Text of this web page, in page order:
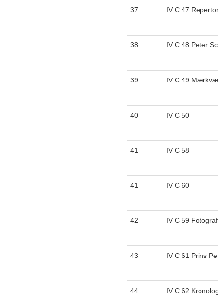
37 IV C 47
38 IV C 48 Peter
39 IV C 49
40 IV C 50
41 IV C 58
41 IV C 60
42 IV C 59
43 IV C 61 Prins
44
IV C 62